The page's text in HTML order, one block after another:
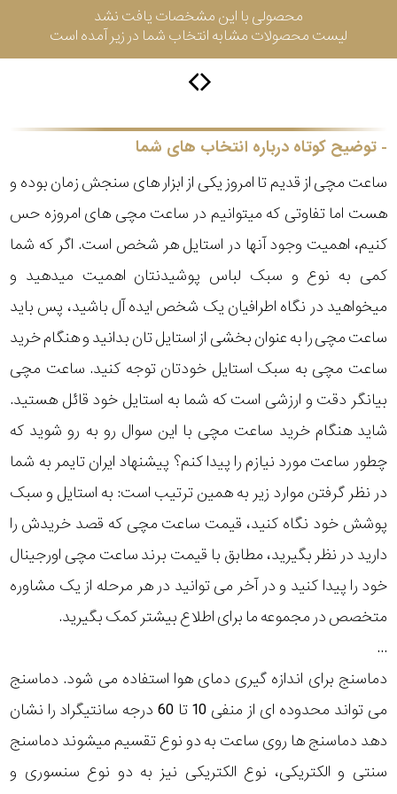
محصولی با این مشخصات یافت نشد
لیست محصولات مشابه انتخاب شما در زیر آمده است
توضیح کوتاه درباره انتخاب های شما
ساعت مچی از قدیم تا امروز یکی از ابزار های سنجش زمان بوده و
هست اما تفاوتی که میتوانیم در ساعت مچی های امروزه حس
کنیم، اهمیت وجود آنها در استایل هر شخص است. اگر که شما
کمی به نوع و سبک لباس پوشیدنتان اهمیت میدهید و
میخواهید در نگاه اطرافیان یک شخص ایده آل باشید، پس باید
ساعت مچی را به عنوان بخشی از استایل تان بدانید و هنگام خرید
ساعت مچی به سبک استایل خودتان توجه کنید. ساعت مچی
بیانگر دقت و ارزشی است که شما به استایل خود قائل هستید.
شاید هنگام خرید ساعت مچی با این سوال رو به رو شوید که
چطور ساعت مورد نیازم را پیدا کنم؟ پیشنهاد ایران تایمر به شما
در نظر گرفتن موارد زیر به همین ترتیب است: به استایل و سبک
پوشش خود نگاه کنید، قیمت ساعت مچی که قصد خریدش را
دارید در نظر بگیرید، مطابق با قیمت برند ساعت مچی اورجینال
خود را پیدا کنید و در آخر می توانید در هر مرحله از یک مشاوره
متخصص در مجموعه ما برای اطلاع بیشتر کمک بگیرید.
...
دماسنج برای اندازه گیری دمای هوا استفاده می شود. دماسنج
می تواند محدوده ای از منفی 10 تا 60 درجه سانتیگراد را نشان
دهد دماسنج ها روی ساعت به دو نوع تقسیم میشوند دماسنج
سنتی و الکتریکی، نوع الکتریکی نیز به دو نوع سنسوری و
سیتیزن
اورینت
پیلار
لیکوپر
آدیداس
متی
مازراتی
نمایش
جنسیت
استایل
محدوده
عرض
طرح
بند
طرح
صفحه